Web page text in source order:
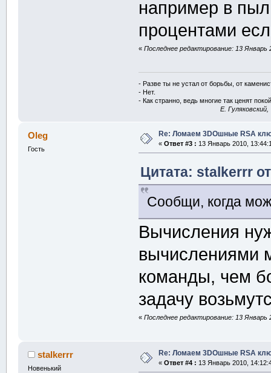
например в
процентами
«Последнее редактирование: 13 Январь
- Разве ты не устал от борьбы, от
- Нет.
- Как странно, ведь многие так ценят
E.
Oleg
Гость
Re: Ломаем 3DOшные RSA
« Ответ #3 : 13 Январь 2010,
Цитата: stalkerrr
Сообщи, когда
Вычисления
вычислениями
команды, чем
задачу
«Последнее редактирование: 13 Январь
stalkerrr
Новенький
Re: Ломаем 3DOшные RSA
« Ответ #4 : 13 Январь 2010,